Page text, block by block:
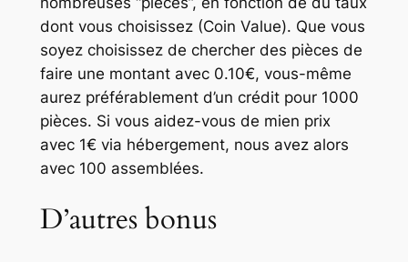
dont vous choisissez (Coin Value). Que vous
soyez choisissez de chercher des pièces de
faire une montant avec 0.10€, vous-même
aurez préférablement d’un crédit pour 1000
pièces. Si vous aidez-vous de mien prix
avec 1€ via hébergement, nous avez alors
avec 100 assemblées.
D’autres bonus